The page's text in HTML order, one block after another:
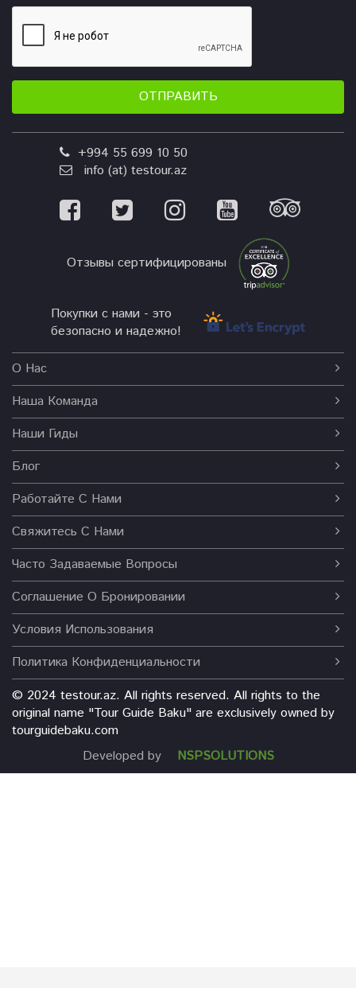
ОТПРАВИТЬ
+994 55 699 10 50
info (at) testour.az
Отзывы сертифицированы
Покупки с нами - это
безопасно и надежно!
О Нас
Наша Команда
Наши Гиды
Блог
Работайте С Нами
Свяжитесь С Нами
Часто Задаваемые Вопросы
Соглашение О Бронировании
Условия Использования
Политика Конфиденциальности
©️ 2024 testour.az. All rights reserved. All rights to the
original name "Tour Guide Baku" are exclusively owned by
tourguidebaku.com
Developed by
NSPSOLUTIONS